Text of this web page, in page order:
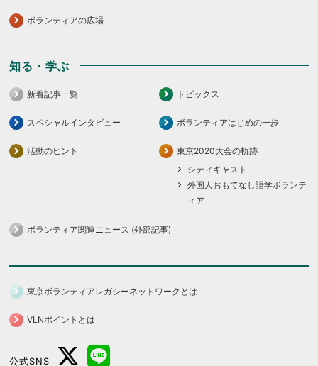
ボランティアの広場
知る・学ぶ
新着記事一覧 トピックス
スペシャルインタビュー ボランティアはじめの一歩
活動のヒント
東京2020大会の軌跡
シティキャスト
外国人おもてなし語学ボランテ
ィア
ボランティア関連ニュース (外部記事)
東京ボランティアレガシーネットワークとは
VLNポイントとは
公式SNS